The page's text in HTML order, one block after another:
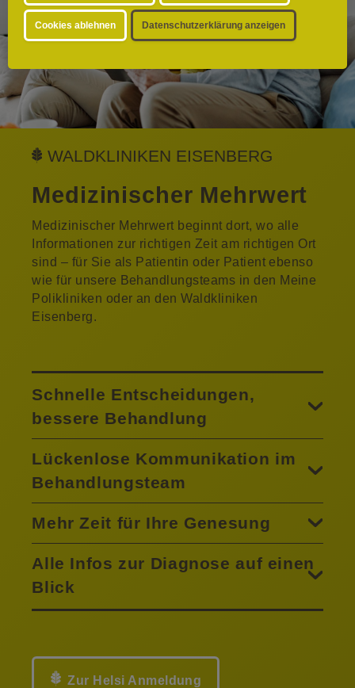
WALDKLINIKEN EISENBERG
Medizinischer Mehrwert
Medizinischer Mehrwert beginnt dort, wo alle
Informationen zur richtigen Zeit am richtigen Ort
sind – für Sie als Patientin oder Patient ebenso
wie für unsere Behandlungsteams in den Meine
Polikliniken oder an den Waldkliniken
Eisenberg.
Schnelle Entscheidungen,
bessere Behandlung
Lückenlose Kommunikation im
Behandlungsteam
Mehr Zeit für Ihre Genesung
Alle Infos zur Diagnose auf einen
Blick
Zur Helsi Anmeldung
Cookies ablehnen Datenschutzerklärung anzeigen